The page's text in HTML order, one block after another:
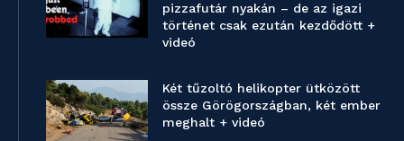
pizzafutár nyakán – de az igazi
történet csak ezután kezdődött +
videó
Két tűzoltó helikopter ütközött
össze Görögországban, két ember
meghalt + videó